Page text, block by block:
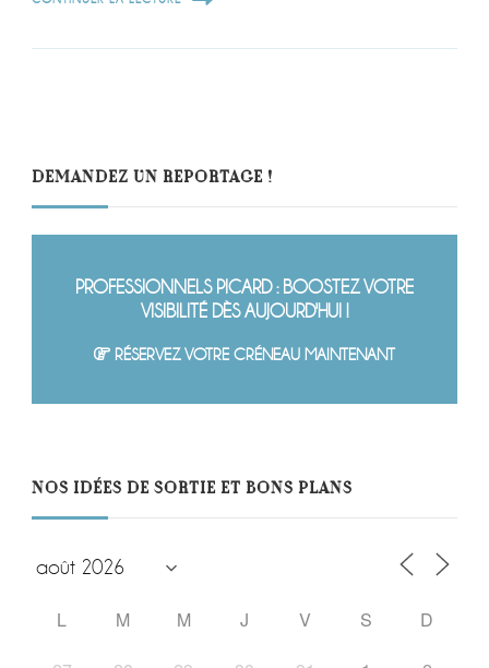
DEMANDEZ UN REPORTAGE !
PROFESSIONNELS PICARD : BOOSTEZ VOTRE
VISIBILITÉ DÈS AUJOURD'HUI !
RÉSERVEZ VOTRE CRÉNEAU MAINTENANT
NOS IDÉES DE SORTIE ET BONS PLANS
L M M J V S
D